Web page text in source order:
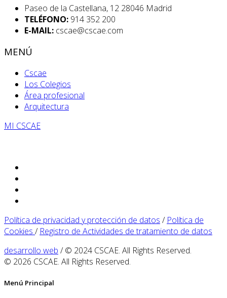
Paseo de la Castellana, 12 28046 Madrid
TELÉFONO: 914 352 200
E-MAIL: cscae@cscae.com
MENÚ
Cscae
Los Colegios
Área profesional
Arquitectura
MI CSCAE
Política de privacidad y protección de datos / Política de
Cookies / Registro de Actividades de tratamiento de datos
desarrollo web / © 2024 CSCAE. All Rights Reserved.
© 2026 CSCAE. All Rights Reserved.
Menú Principal